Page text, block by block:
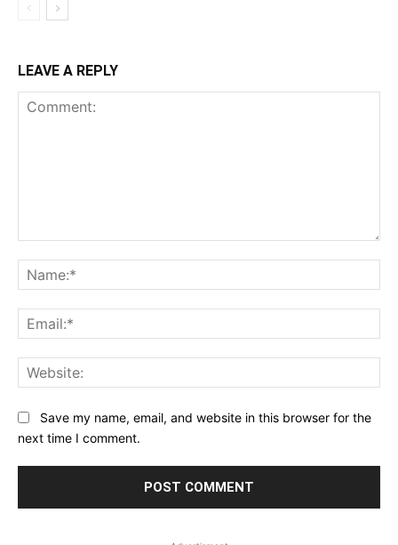
LEAVE A REPLY
Save my name, email, and website in this browser for the
next time I comment.